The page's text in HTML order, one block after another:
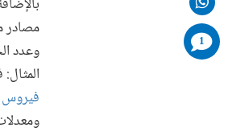
مصادر
وعدد
فيروس
1
comments
added